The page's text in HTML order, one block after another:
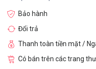
Bảo hành
Đổi trả
Thanh toàn tiền mặt /
Có bán trên các trang